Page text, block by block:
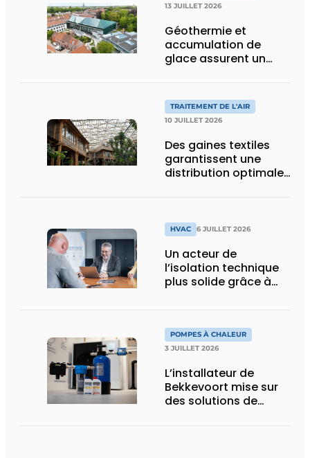
13 JUILLET 2026
Géothermie et
accumulation de
glace assurent un
et les visiteurs de
BRUSK Bruges
TRAITEMENT DE L'AIR
10 JUILLET 2026
Des gaines textiles
garantissent une
distribution optimale
Daiza
HVAC 6 JUILLET 2026
Un acteur de
l’isolation technique
plus solide grâce à
POMPES À CHALEUR
3 JUILLET 2026
L’installateur de
Bekkevoort mise sur
des solutions de